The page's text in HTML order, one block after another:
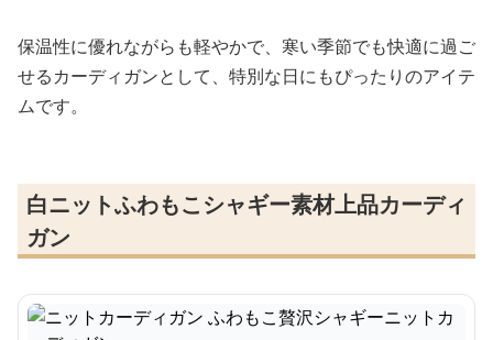
保温性に優れながらも軽やかで、寒い季節でも快適に過ご
せるカーディガンとして、特別な日にもぴったりのアイテ
ムです。
白ニットふわもこシャギー素材上品カーディ
ガン